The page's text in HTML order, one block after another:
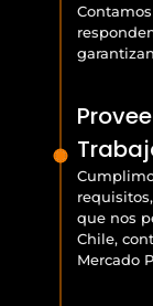
que nos
Chile,
Mercado